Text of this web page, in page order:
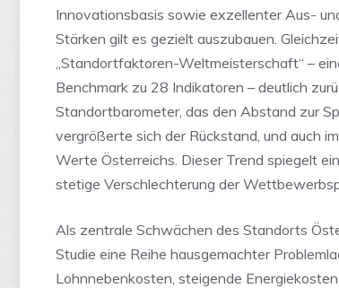
Innovationsbasis sowie exzellenter Aus-
Stärken gilt es gezielt auszubauen.
„Standortfaktoren-Weltmeisterschaft“ –
Benchmark zu 28 Indikatoren – deutlich
Standortbarometer, das den Abstand zur
vergrößerte sich der Rückstand, und auch
Werte Österreichs. Dieser Trend spiegelt
stetige Verschlechterung der
Als zentrale Schwächen des Standorts
Studie eine Reihe hausgemachter
Lohnnebenkosten, steigende